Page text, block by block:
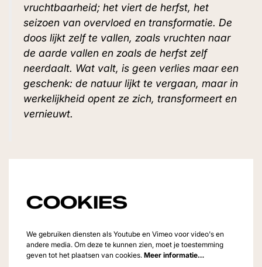
vruchtbaarheid; het viert de herfst, het
seizoen van overvloed en transformatie. De
doos lijkt zelf te vallen, zoals vruchten naar
de aarde vallen en zoals de herfst zelf
neerdaalt. Wat valt, is geen verlies maar een
geschenk: de natuur lijkt te vergaan, maar in
werkelijkheid opent ze zich, transformeert en
vernieuwt.
COOKIES
We gebruiken diensten als Youtube en Vimeo voor video's en
andere media. Om deze te kunnen zien, moet je toestemming
geven tot het plaatsen van cookies. Meer informatie…